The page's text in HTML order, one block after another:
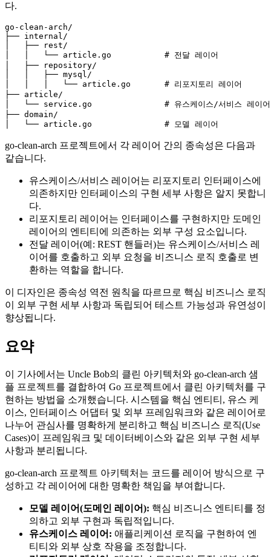
다.
go-clean-arch/
├── internal/
│   ├── rest/
│   │   └── article.go           # 전달 레이어
│   ├── repository/
│   │   ├── mysql/
│   │   │   └── article.go       # 리포지토리 레이어
├── article/
│   └── service.go               # 유스케이스/서비스 레이어
├── domain/
go-clean-arch 프로젝트에서 각 레이어 간의 종속성은 다음과
같습니다.
유스케이스/서비스 레이어는 리포지토리 인터페이스에
의존하지만 인터페이스의 구현 세부 사항은 알지 못합니
다.
리포지토리 레이어는 인터페이스를 구현하지만 도메인
레이어의 엔티티에 의존하는 외부 구성 요소입니다.
전달 레이어(예: REST 핸들러)는 유스케이스/서비스 레
이어를 호출하고 외부 요청을 비즈니스 로직 호출로 변
환하는 역할을 합니다.
이 디자인은 종속성 역전 원칙을 따르므로 핵심 비즈니스 로직
이 외부 구현 세부 사항과 독립되어 테스트 가능성과 유연성이
향상됩니다.
요약
이 기사에서는 Uncle Bob의 클린 아키텍처와 go-clean-arch 샘
플 프로젝트를 결합하여 Go 프로젝트에서 클린 아키텍처를 구
현하는 방법을 소개했습니다. 시스템을 핵심 엔티티, 유스 케
이스, 인터페이스 어댑터 및 외부 프레임워크와 같은 레이어로
나누어 관심사를 명확하게 분리하고 핵심 비즈니스 로직(Use
Cases)이 프레임워크 및 데이터베이스와 같은 외부 구현 세부
사항과 분리됩니다.
go-clean-arch 프로젝트 아키텍처는 코드를 레이어 방식으로 구
성하고 각 레이어에 대한 명확한 책임을 부여합니다.
모델 레이어(도메인 레이어): 핵심 비즈니스 엔티티를 정
의하고 외부 구현과 독립적입니다.
유스케이스 레이어: 애플리케이션 로직을 구현하여 엔
티티와 외부 상호 작용을 조정합니다.